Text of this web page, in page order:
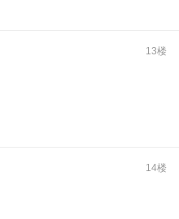
13楼
14楼